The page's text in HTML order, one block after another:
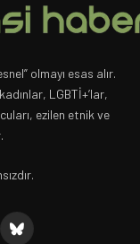
olmayı esas alır.
LGBTİ+’lar,
ezilen etnik ve
Bluesky